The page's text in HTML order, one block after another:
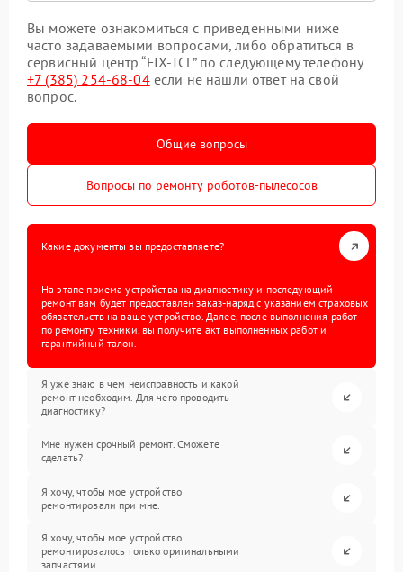
Вы можете ознакомиться с приведенными ниже
часто задаваемыми вопросами, либо обратиться в
сервисный центр “FIX-TCL” по следующему телефону
+7 (385) 254-68-04если не нашли ответ на свой
вопрос.
Общие вопросы
Вопросы по ремонту роботов-пылесосов
Какие документы вы предоставляете?
На этапе приема устройства на диагностику и последующий
ремонт вам будет предоставлен заказ-наряд с указанием страховых
обязательств на ваше устройство. Далее, после выполнения работ
по ремонту техники, вы получите акт выполненных работ и
гарантийный талон.
Я уже знаю в чем неисправность и какой
ремонт необходим. Для чего проводить
диагностику?
Мне нужен срочный ремонт. Сможете
сделать?
Я хочу, чтобы мое устройство
ремонтировали при мне.
Я хочу, чтобы мое устройство
ремонтировалось только оригинальными
запчастями.